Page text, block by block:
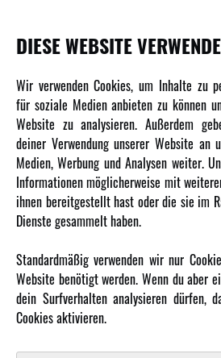
INFORMATIONEN
Newsletter
Über uns
Karriere
Amewi Kataloge
MEHR VON AMEWI
Amewi Construction - Nutzfahrzeuge
Malinos - Die kreative Seite von Amewi
Werden Sie Amewi Händler
DIESE WEBSITE
Wir verwenden Cookies, um Inhalte zu
für soziale Medien anbieten zu können
Website zu analysieren. Außerdem
deiner Verwendung unserer Website an
Medien, Werbung und Analysen weiter.
Informationen möglicherweise mit
ihnen bereitgestellt hast oder die sie im
Dienste gesammelt haben.
Standardmäßig verwenden wir nur
Website benötigt werden. Wenn du aber
dein Surfverhalten analysieren dürfen,
Cookies aktivieren.